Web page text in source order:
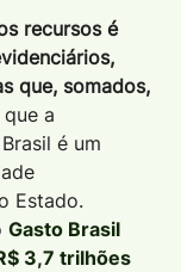
recursos é
que, somados,
a
é um
Estado.
Gasto Brasil
3,7 trilhões